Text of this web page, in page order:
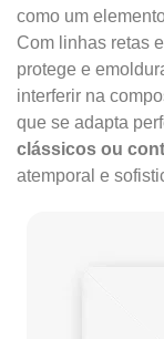
como um
Com linhas retas
protege e
interferir na
que se adapta
clássicos ou
atemporal e